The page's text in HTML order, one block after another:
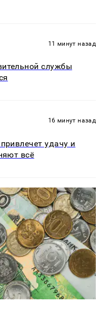
11 минут назад
службы
16 минут назад
удачу и
всё